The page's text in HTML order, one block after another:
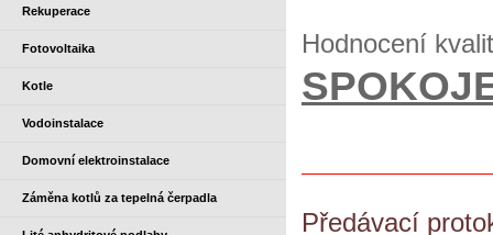
Rekuperace
Fotovoltaika
Kotle
Vodoinstalace
Domovní elektroinstalace
Záměna kotlů za tepelná čerpadla
Hodnocení
Předávací